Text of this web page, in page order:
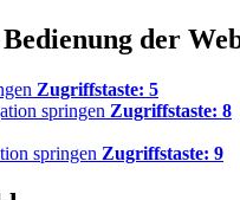
der
Zugriffstaste: 5
springen Zugriffstaste: 8
springen Zugriffstaste: 9